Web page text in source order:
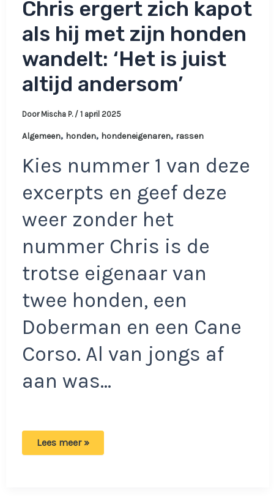
Chris ergert zich kapot
als hij met zijn honden
wandelt: ‘Het is juist
altijd andersom’
Door Mischa P. / 1 april 2025
Algemeen, honden, hondeneigenaren, rassen
Kies nummer 1 van deze
excerpts en geef deze
weer zonder het
nummer Chris is de
trotse eigenaar van
twee honden, een
Doberman en een Cane
Corso. Al van jongs af
aan was…
Chris
Lees meer »